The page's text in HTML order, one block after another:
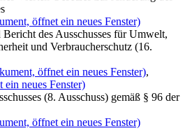
öffnet ein neues Fenster)
des Ausschusses für Umwelt,
und Verbraucherschutz (16.
öffnet ein neues Fenster),
neues Fenster)
(8. Ausschuss) gemäß § 96 der
öffnet ein neues Fenster)